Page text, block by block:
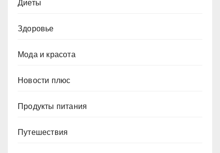
Диеты
Здоровье
Мода и красота
Новости плюс
Продукты питания
Путешествия